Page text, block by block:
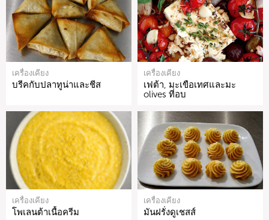
เครื่องเคียง
บรีคกับปลาทูน่าและชีส
เครื่องเคียง
เฟต้า, มะเขือเทศและมะ
olives ที่อบ
เครื่องเคียง
โพเลนต้าเนื้อครีม
เครื่องเคียง
มันฝรั่งดูเชสส์